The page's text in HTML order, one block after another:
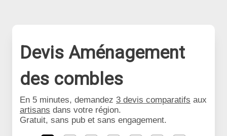
Devis Aménagement
des combles
En 5 minutes, demandez 3 devis comparatifs aux
artisans dans votre région.
Gratuit, sans pub et sans engagement.